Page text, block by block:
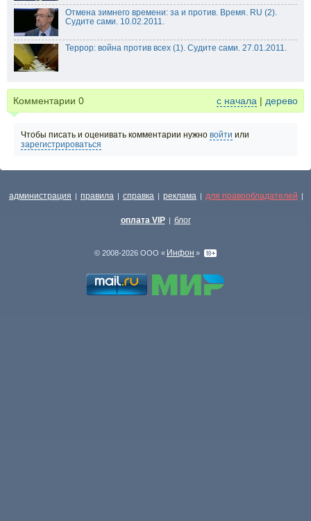
Отмена зимнего времени: за и против. Время. RU (2).
Судите сами. 10.02.2011.
Террор: война против всех (1). Судите сами. 27.01.2011.
Комментарии 0 с начала | дерево
Чтобы писать и оценивать комментарии нужно войти или
зарегистрироваться
администрация | правила | справка | реклама | для правообладателей |
оплата VIP | блог
© 2008-2026 ООО « Инфон »